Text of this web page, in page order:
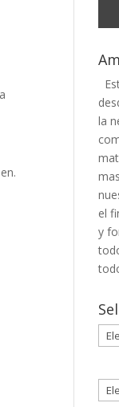
la
el
y
un